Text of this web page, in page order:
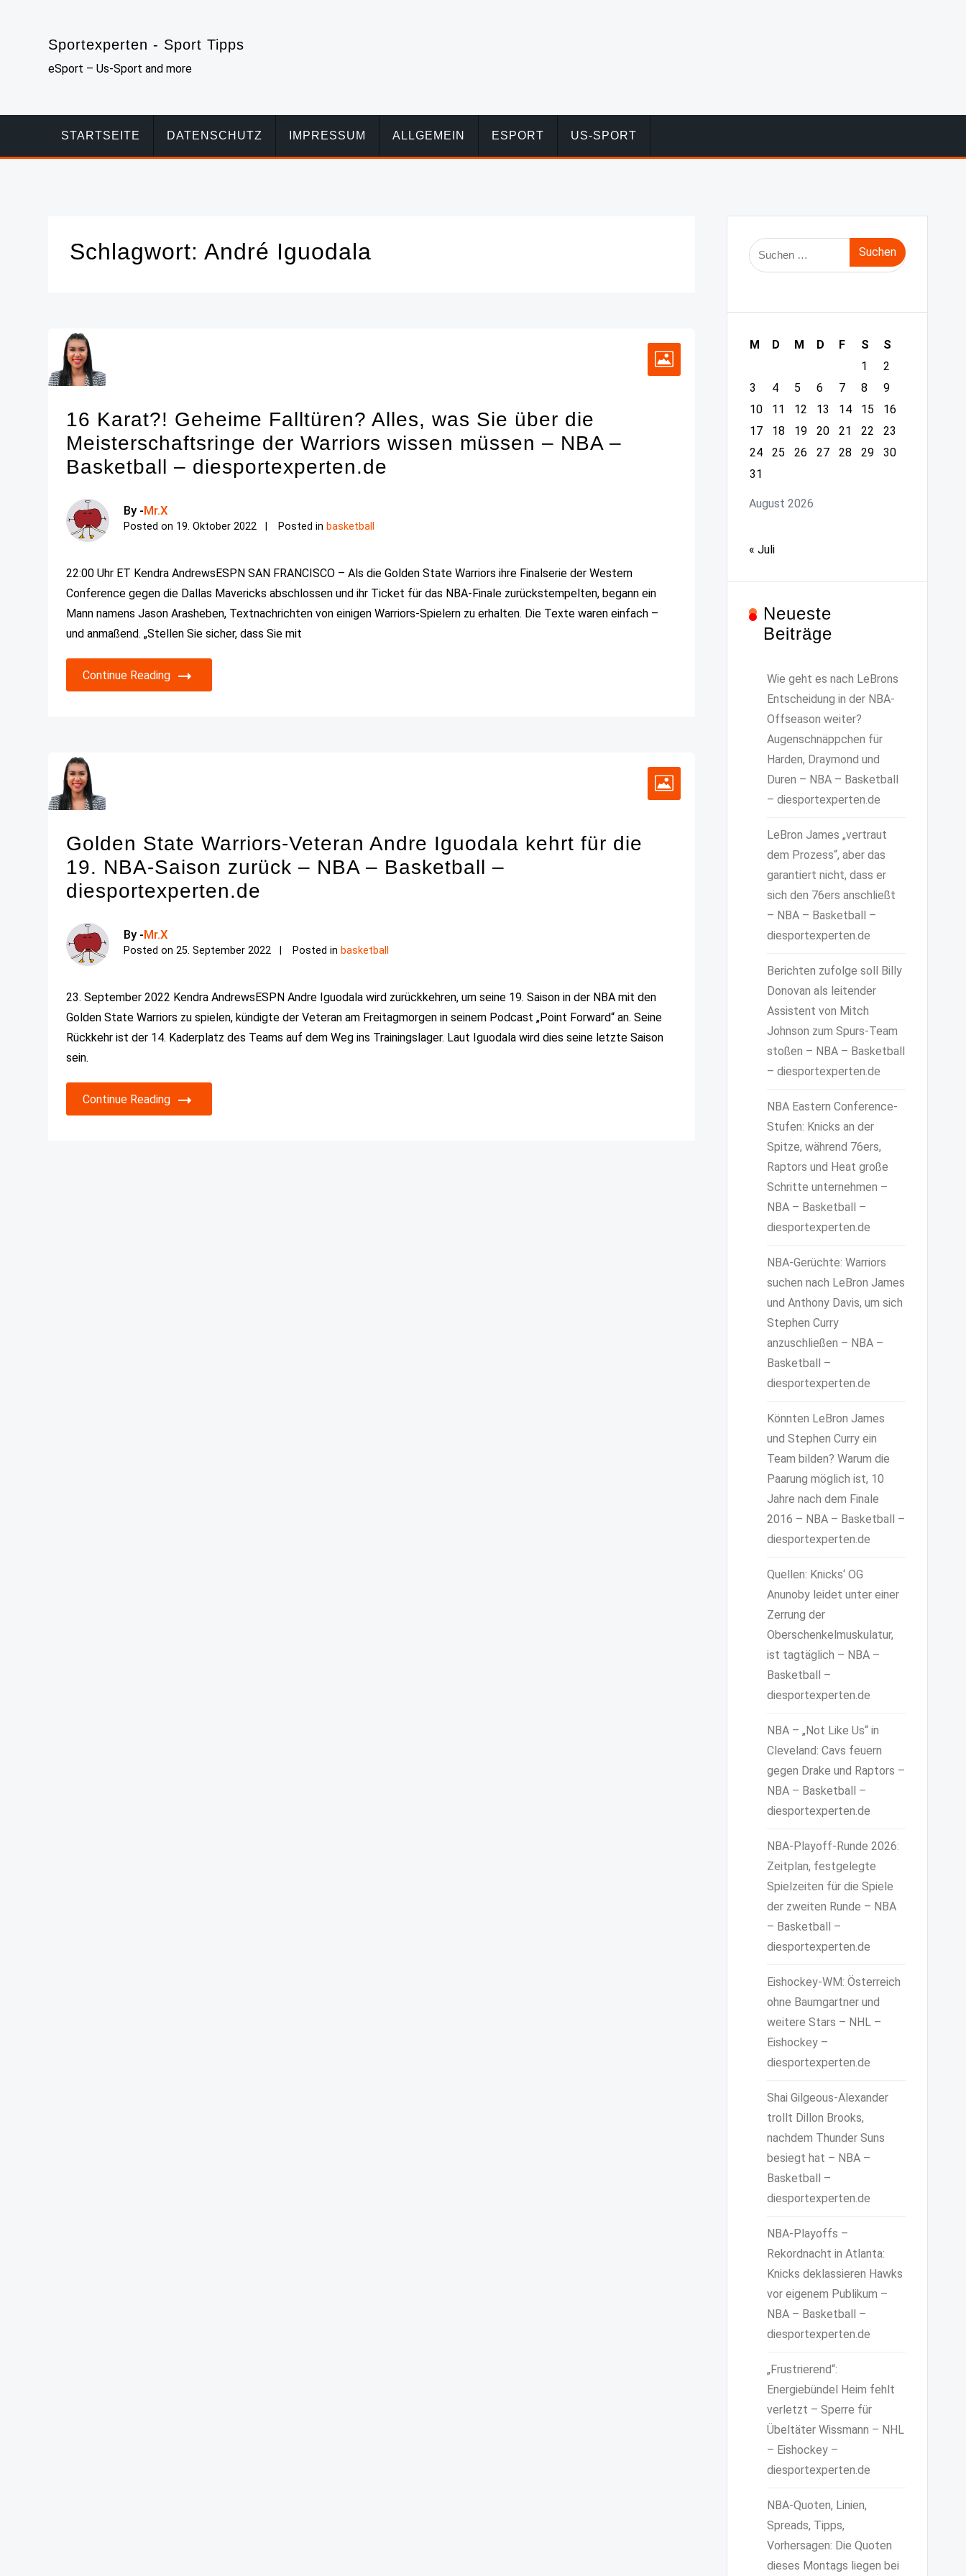
Sportexperten - Sport Tipps
eSport – Us-Sport and more
STARTSEITE DATENSCHUTZ IMPRESSUM ALLGEMEIN ESPORT US-SPORT
Schlagwort:André Iguodala
16 Karat?! Geheime Falltüren? Alles, was Sie über die
Meisterschaftsringe der Warriors wissen müssen – NBA –
Basketball – diesportexperten.de
By -Mr.X
Posted on 19. Oktober 2022 Posted in basketball
22:00 Uhr ET Kendra AndrewsESPN SAN FRANCISCO – Als die Golden State Warriors ihre Finalserie der Western
Conference gegen die Dallas Mavericks abschlossen und ihr Ticket für das NBA-Finale zurückstempelten, begann ein
Mann namens Jason Arasheben, Textnachrichten von einigen Warriors-Spielern zu erhalten. Die Texte waren einfach –
und anmaßend. „Stellen Sie sicher, dass Sie mit
Continue Reading
Golden State Warriors-Veteran Andre Iguodala kehrt für die
19. NBA-Saison zurück – NBA – Basketball –
diesportexperten.de
By -Mr.X
Posted on25. September 2022 Posted in basketball
23. September 2022 Kendra AndrewsESPN Andre Iguodala wird zurückkehren, um seine 19. Saison in der NBA mit den
Golden State Warriors zu spielen, kündigte der Veteran am Freitagmorgen in seinem Podcast „Point Forward“ an. Seine
Rückkehr ist der 14. Kaderplatz des Teams auf dem Weg ins Trainingslager. Laut Iguodala wird dies seine letzte Saison
sein.
Continue Reading
Suche
nach:
August 2026
M D M D F S
S
1
2
3
4 5 6 7 8
9
10
11 12 13 14 15
16
17
18 19 20 21 22
23
24
25 26 27 28 29
30
31
« Juli
Neueste
Beiträge
Wie geht es nach LeBrons
Entscheidung in der NBA-
Offseason weiter?
Augenschnäppchen für
Harden, Draymond und
Duren – NBA – Basketball
– diesportexperten.de
LeBron James „vertraut
dem Prozess“, aber das
garantiert nicht, dass er
sich den 76ers anschließt
– NBA – Basketball –
diesportexperten.de
Berichten zufolge soll Billy
Donovan als leitender
Assistent von Mitch
Johnson zum Spurs-Team
stoßen – NBA – Basketball
– diesportexperten.de
NBA Eastern Conference-
Stufen: Knicks an der
Spitze, während 76ers,
Raptors und Heat große
Schritte unternehmen –
NBA – Basketball –
diesportexperten.de
NBA-Gerüchte: Warriors
suchen nach LeBron James
und Anthony Davis, um sich
Stephen Curry
anzuschließen – NBA –
Basketball –
diesportexperten.de
Könnten LeBron James
und Stephen Curry ein
Team bilden? Warum die
Paarung möglich ist, 10
Jahre nach dem Finale
2016 – NBA – Basketball –
diesportexperten.de
Quellen: Knicks‘ OG
Anunoby leidet unter einer
Zerrung der
Oberschenkelmuskulatur,
ist tagtäglich – NBA –
Basketball –
diesportexperten.de
NBA – „Not Like Us“ in
Cleveland: Cavs feuern
gegen Drake und Raptors –
NBA – Basketball –
diesportexperten.de
NBA-Playoff-Runde 2026:
Zeitplan, festgelegte
Spielzeiten für die Spiele
der zweiten Runde – NBA
– Basketball –
diesportexperten.de
Eishockey-WM: Österreich
ohne Baumgartner und
weitere Stars – NHL –
Eishockey –
diesportexperten.de
Shai Gilgeous-Alexander
trollt Dillon Brooks,
nachdem Thunder Suns
besiegt hat – NBA –
Basketball –
diesportexperten.de
NBA-Playoffs –
Rekordnacht in Atlanta:
Knicks deklassieren Hawks
vor eigenem Publikum –
NBA – Basketball –
diesportexperten.de
„Frustrierend“:
Energiebündel Heim fehlt
verletzt – Sperre für
Übeltäter Wissmann – NHL
– Eishockey –
diesportexperten.de
NBA-Quoten, Linien,
Spreads, Tipps,
Vorhersagen: Die Quoten
dieses Montags liegen bei